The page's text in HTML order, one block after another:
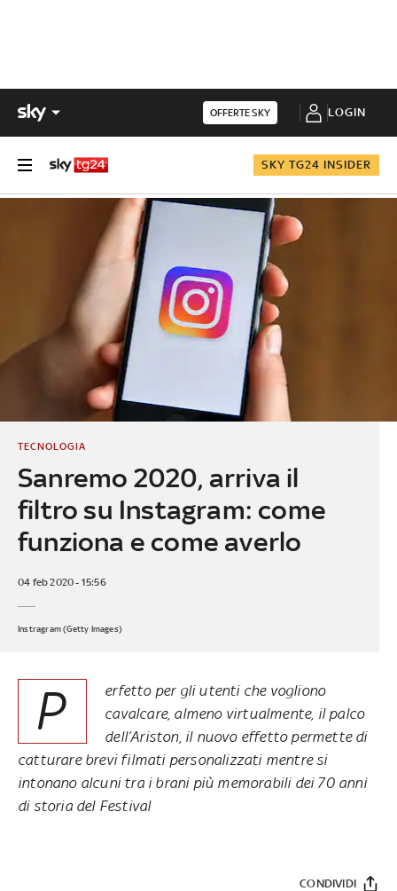
OFFERTE SKY LOGIN
SKY TG24 INSIDER
Sanremo 2020, arriva il
filtro su Instagram: come
funziona e come averlo
TECNOLOGIA
04 feb 2020 - 15:56
Instragram (Getty Images)
P
erfetto per gli utenti che vogliono
cavalcare, almeno virtualmente, il palco
dell’Ariston, il nuovo effetto permette di
catturare brevi filmati personalizzati mentre si
intonano alcuni tra i brani più memorabili dei 70 anni
di storia del Festival
CONDIVIDI